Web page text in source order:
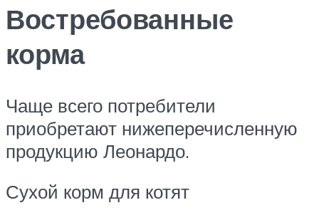
Востребованные
корма
Чаще всего потребители
приобретают нижеперечисленную
продукцию Леонардо.
Сухой корм для котят